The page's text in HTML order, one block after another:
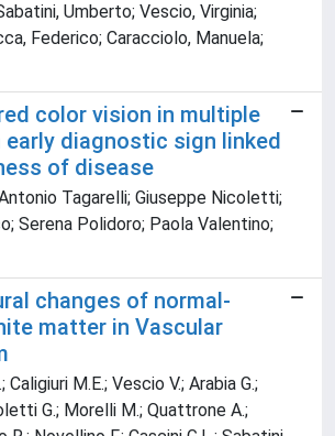
Umberto; Vescio, Virginia;
Federico; Caracciolo, Manuela;
color vision in multiple
diagnostic sign linked
of disease
Tagarelli; Giuseppe Nicoletti;
Serena Polidoro; Paola Valentino;
changes of normal-
matter in Vascular
M.E.; Vescio V.; Arabia G.;
G.; Morelli M.; Quattrone A.;